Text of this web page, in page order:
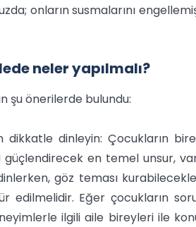
onların susmalarını
neler yapılmalı?
şu önerilerde bulundu:
dinleyin: Çocukların
en temel unsur, var
göz teması
edilmelidir. Eğer çocukların
ilgili aile bireyleri ile